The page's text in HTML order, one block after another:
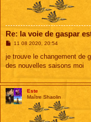
Re: la voie de gaspar
M
s
a
11 08 2020, 20:54
je trouve le changement de
des nouvelles saisons moi
Este
Maître Shaolin